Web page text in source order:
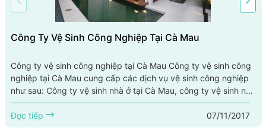
Công Ty Vệ Sinh Công Nghiệp Tại Cà Mau
Công ty vệ sinh công nghiệp tại Cà Mau Công ty vệ sinh công
nghiệp tại Cà Mau cung cấp các dịch vụ vệ sinh công nghiệp
như sau: Công ty vệ sinh nhà ở tại Cà Mau, công ty vệ sinh nhà
xưởng tại Cà Mau, công ty vệ sinh văn phòng tại Cà Mau, công
ty vệ sinh công trình sau xây dựng tại Cà Mau, công ty giặt
ghế tại Cà Mau, công ty làm sạch sàn tại...
Đọc tiếp 07/11/2017